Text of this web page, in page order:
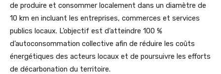
de produire et consommer localement dans un diamètre de
10 km en incluant les entreprises, commerces et services
publics locaux. L’objectif est d’atteindre 100 %
d’autoconsommation collective afin de réduire les coûts
énergétiques des acteurs locaux et de poursuivre les efforts
de décarbonation du territoire.